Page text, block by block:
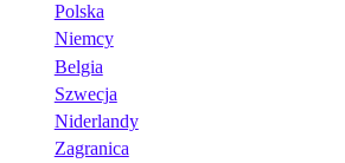
Polska
Niemcy
Belgia
Szwecja
Niderlandy
Zagranica